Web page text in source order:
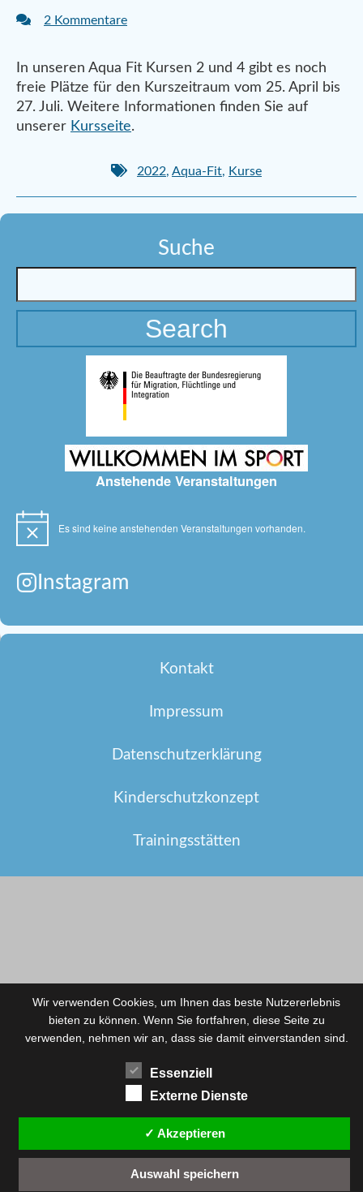
2 Kommentare
In unseren Aqua Fit Kursen 2 und 4 gibt es noch
freie Plätze für den Kurszeitraum vom 25. April bis
27. Juli. Weitere Informationen finden Sie auf
unserer Kursseite.
2022, Aqua-Fit, Kurse
Suche
Anstehende Veranstaltungen
Hinweis Es sind keine anstehenden Veranstaltungen vorhanden.
Instagram
Kontakt
Impressum
Datenschutzerklärung
Kinderschutzkonzept
Trainingsstätten
Wir verwenden Cookies, um Ihnen das beste Nutzererlebnis
bieten zu können. Wenn Sie fortfahren, diese Seite zu
verwenden, nehmen wir an, dass sie damit einverstanden sind.
Essenziell
Externe Dienste
✓ Akzeptieren
Auswahl speichern